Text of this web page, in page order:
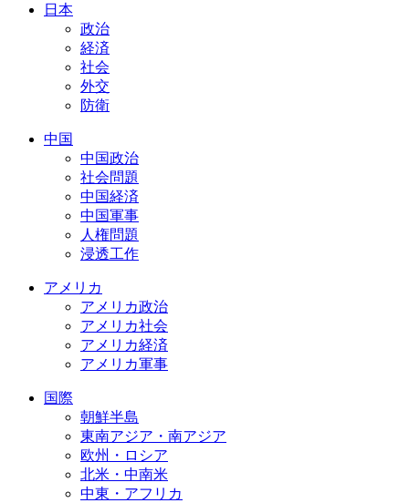
日本
政治
経済
社会
外交
防衛
中国
中国政治
社会問題
中国経済
中国軍事
人権問題
浸透工作
アメリカ
アメリカ政治
アメリカ社会
アメリカ経済
アメリカ軍事
国際
朝鮮半島
東南アジア・南アジア
欧州・ロシア
北米・中南米
中東・アフリカ